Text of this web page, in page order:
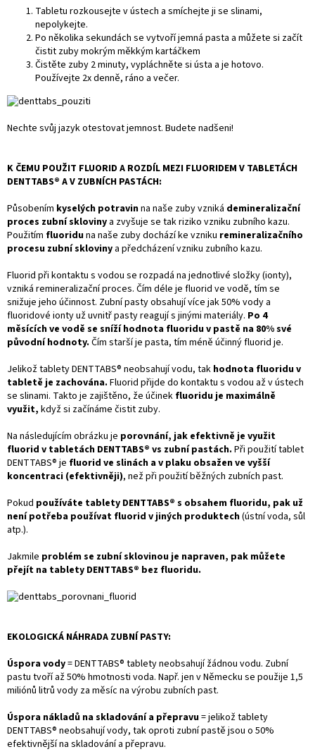
Tabletu rozkousejte v ústech a smíchejte ji se slinami,
nepolykejte.
Po několika sekundách se vytvoří jemná pasta a můžete si začít
čistit zuby mokrým měkkým kartáčkem
Čistěte zuby 2 minuty, vypláchněte si ústa a je hotovo.
Používejte 2x denně, ráno a večer.
Nechte svůj jazyk otestovat jemnost. Budete nadšeni!
K ČEMU POUŽIT FLUORID A ROZDÍL MEZI FLUORIDEM V TABLETÁCH
DENTTABS® A V ZUBNÍCH PASTÁCH:
Působením kyselých potravinna naše zuby vzniká demineralizační
proces zubní skloviny a zvyšuje se tak riziko vzniku zubního kazu.
Použitím fluoriduna naše zuby dochází ke vzniku remineralizačního
procesu zubní skloviny a předcházení vzniku zubního kazu.
Fluorid při kontaktu s vodou se rozpadá na jednotlivé složky (ionty),
vzniká remineralizační proces. Čím déle je fluorid ve vodě, tím se
snižuje jeho účinnost. Zubní pasty obsahují více jak 50% vody a
fluoridové ionty už uvnitř pasty reagují s jinými materiály. Po 4
měsících ve vodě se sníží hodnota fluoridu v pastě na 80% své
původní hodnoty. Čím starší je pasta, tím méně účinný fluorid je.
Jelikož tablety DENTTABS® neobsahují vodu, tak hodnota fluoridu v
tabletě je zachována. Fluorid přijde do kontaktu s vodou až v ústech
se slinami. Takto je zajištěno, že účinek fluoridu je maximálně
využit, když si začínáme čistit zuby.
Na následujícím obrázku je porovnání, jak efektivně je využit
fluorid v tabletách DENTTABS® vs zubní pastách. Při použití tablet
DENTTABS® je fluorid ve slinách a v plaku obsažen ve vyšší
koncentraci (efektivněji), než při použití běžných zubních past.
Pokud používáte tablety DENTTABS® s obsahem fluoridu, pak už
není potřeba používat fluorid v jiných produktech(ústní voda, sůl
atp.).
Jakmile problém se zubní sklovinou je napraven, pak můžete
přejít na tablety DENTTABS® bez fluoridu.
EKOLOGICKÁ NÁHRADA ZUBNÍ PASTY:
Úspora vody= DENTTABS® tablety neobsahují žádnou vodu. Zubní
pastu tvoří až 50% hmotnosti voda. Např. jen v Německu se použije 1,5
miliónů litrů vody za měsíc na výrobu zubních past.
Úspora nákladů na skladování a přepravu= jelikož tablety
DENTTABS® neobsahují vody, tak oproti zubní pastě jsou o 50%
efektivnější na skladování a přepravu.